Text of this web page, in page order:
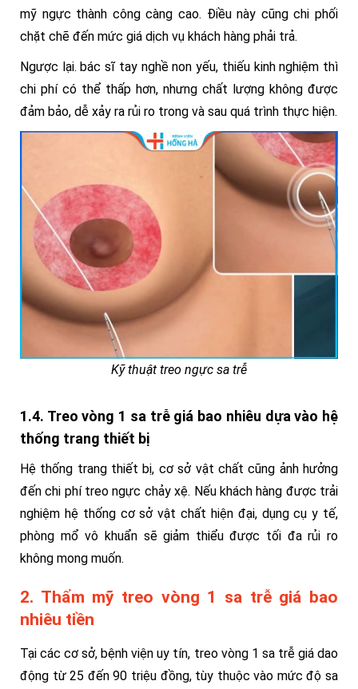
mỹ ngực thành công càng cao. Điều này cũng chi phối
chặt chẽ đến mức giá dịch vụ khách hàng phải trả.
Ngược lại. bác sĩ tay nghề non yếu, thiếu kinh nghiệm thì
chi phí có thể thấp hơn, nhưng chất lượng không được
đảm bảo, dễ xảy ra rủi ro trong và sau quá trình thực hiện.
Kỹ thuật treo ngực sa trễ
1.4. Treo vòng 1 sa trễ giá bao nhiêu dựa vào hệ
thống trang thiết bị
Hệ thống trang thiết bị, cơ sở vật chất cũng ảnh hưởng
đến chi phí treo ngực chảy xệ. Nếu khách hàng được trải
nghiệm hệ thống cơ sở vật chất hiện đại, dụng cụ y tế,
phòng mổ vô khuẩn sẽ giảm thiểu được tối đa rủi ro
không mong muốn.
2. Thẩm mỹ treo vòng 1 sa trễ giá bao
nhiêu tiền
Tại các cơ sở, bệnh viện uy tín, treo vòng 1 sa trễ giá dao
động từ 25 đến 90 triệu đồng, tùy thuộc vào mức độ sa